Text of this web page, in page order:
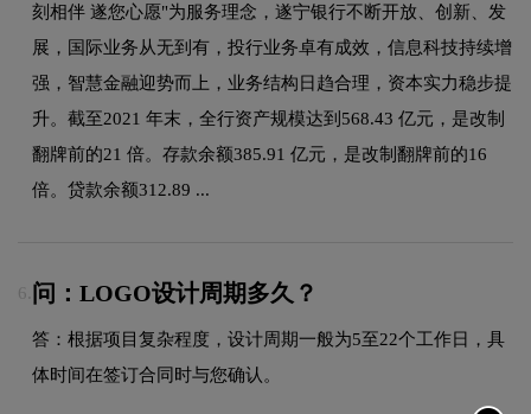
刻相伴 遂您心愿"为服务理念，遂宁银行不断开放、创新、发
展，国际业务从无到有，投行业务卓有成效，信息科技持续增
强，智慧金融迎势而上，业务结构日趋合理，资本实力稳步提
升。截至2021 年末，全行资产规模达到568.43 亿元，是改制
翻牌前的21 倍。存款余额385.91 亿元，是改制翻牌前的16
倍。贷款余额312.89 ...
6. 问：LOGO设计周期多久？
答：根据项目复杂程度，设计周期一般为5至22个工作日，具
体时间在签订合同时与您确认。